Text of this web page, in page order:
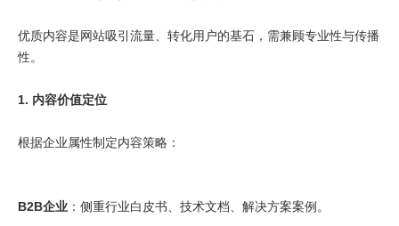
优质内容是网站吸引流量、转化用户的基石，需兼顾专业性与传播
性。
1. 内容价值定位
根据企业属性制定内容策略：
B2B企业 ：侧重行业白皮书、技术文档、解决方案案例。